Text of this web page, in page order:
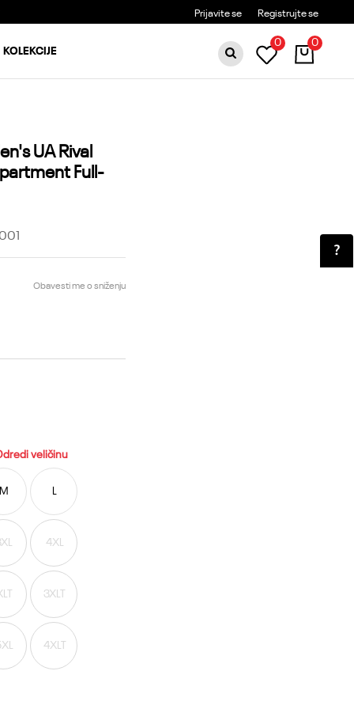
BESPLATNA DOSTAVA ZA PORUDŽBINE PREKO 6000RSD
Prijavite se Registrujte se
KOLEKCIJE 0
0
UA Rival
Full-
Obavesti me o sniženju
veličinu
M L
4XL
3XLT
4XLT